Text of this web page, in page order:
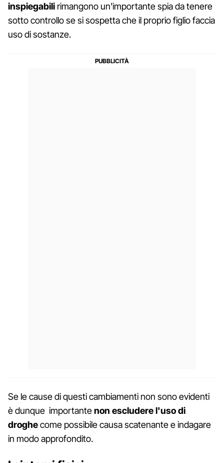
inspiegabili rimangono un'importante spia da tenere
sotto controllo se si sospetta che il proprio figlio faccia
uso di sostanze.
Se le cause di questi cambiamenti non sono evidenti
è dunque importantenon escludere l'uso di
droghecome possibile causa scatenante e indagare
in modo approfondito.